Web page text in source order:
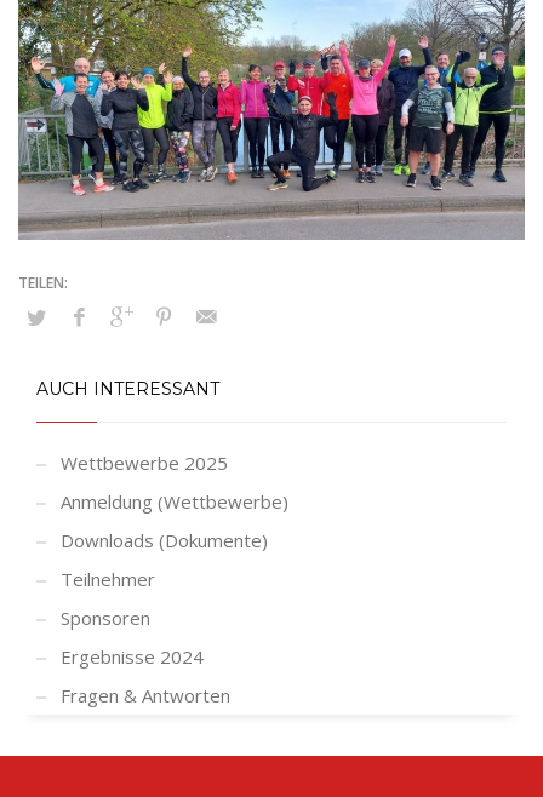
AUCH INTERESSANT
Wettbewerbe 2025
Anmeldung (Wettbewerbe)
Downloads (Dokumente)
Teilnehmer
Sponsoren
Ergebnisse 2024
Fragen & Antworten